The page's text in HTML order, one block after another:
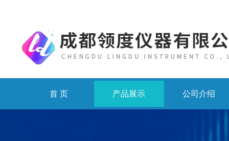
首 页 产品展示 公司介绍